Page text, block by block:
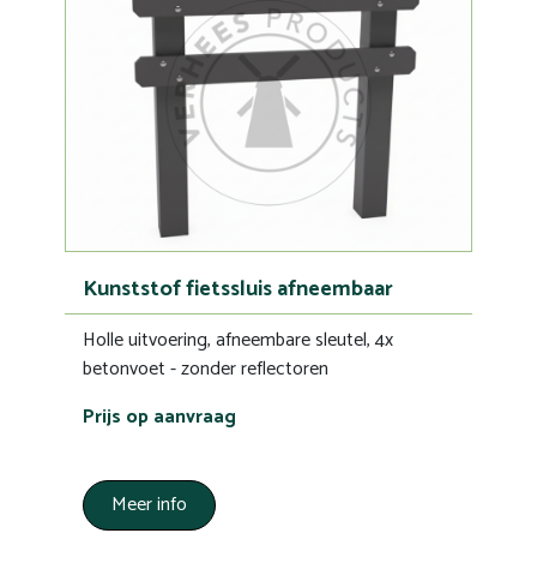
Kunststof fietssluis afneembaar
Holle uitvoering, afneembare sleutel, 4x
betonvoet - zonder reflectoren
Prijs op aanvraag
Meer info